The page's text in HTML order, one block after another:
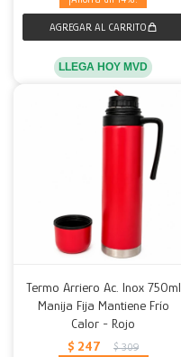
LLEGA HOY MVD
Termo Arriero Ac. Inox 750ml
Manija Fija Mantiene Frío
Calor - Rojo
$ 247 $ 309